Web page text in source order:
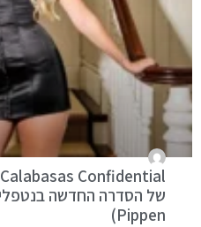
Pippen)